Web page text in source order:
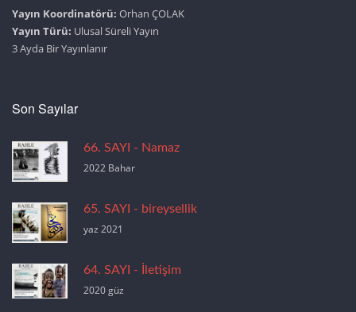
Yayın Koordinatörü: Orhan ÇOLAK
Yayın Türü: Ulusal Süreli Yayın
3 Ayda Bir Yayınlanır
Son Sayılar
66. SAYI - Namaz
2022 Bahar
65. SAYI - bireysellik
yaz 2021
64. SAYI - İletişim
2020 güz